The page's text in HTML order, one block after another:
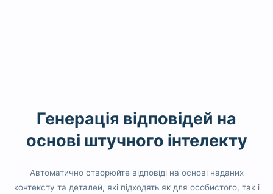
Генерація відповідей на
основі штучного інтелекту
Автоматично створюйте відповіді на основі наданих
контексту та деталей, які підходять як для особистого, так і